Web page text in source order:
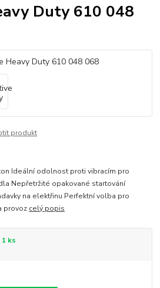
Duty 610 048
produkt
Ideální odolnost proti vibracím pro
Nepřetržité opakované startování
na elektřinu Perfektní volba pro
provoz celý popis
ks